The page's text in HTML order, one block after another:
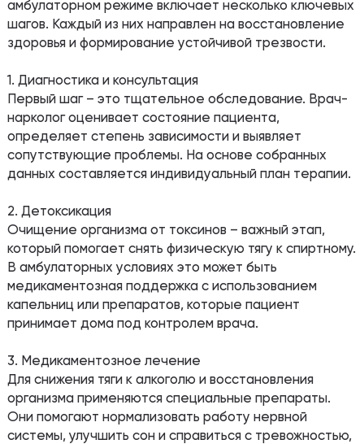
амбулаторном режиме включает несколько ключевых
шагов. Каждый из них направлен на восстановление
здоровья и формирование устойчивой трезвости.
1. Диагностика и консультация
Первый шаг – это тщательное обследование. Врач-
нарколог оценивает состояние пациента,
определяет степень зависимости и выявляет
сопутствующие проблемы. На основе собранных
данных составляется индивидуальный план терапии.
2. Детоксикация
Очищение организма от токсинов – важный этап,
который помогает снять физическую тягу к спиртному.
В амбулаторных условиях это может быть
медикаментозная поддержка с использованием
капельниц или препаратов, которые пациент
принимает дома под контролем врача.
3. Медикаментозное лечение
Для снижения тяги к алкоголю и восстановления
организма применяются специальные препараты.
Они помогают нормализовать работу нервной
системы, улучшить сон и справиться с тревожностью,